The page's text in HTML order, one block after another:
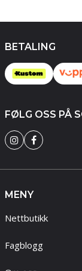
BETALING
FØLG OSS PÅ
MENY
Nettbutikk
Fagblogg